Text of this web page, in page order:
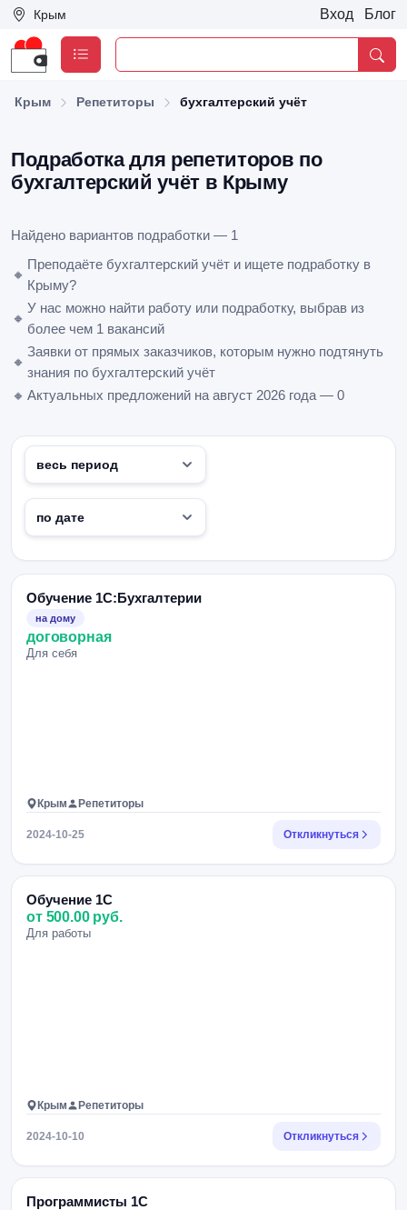
Крым Вход Блог
Крым Репетиторы бухгалтерский учёт
Подработка для репетиторов по
бухгалтерский учёт в Крыму
Найдено вариантов подработки — 1
🔸
Преподаёте бухгалтерский учёт и ищете подработку в
Крыму?
🔸
У нас можно найти работу или подработку, выбрав из
более чем 1 вакансий
🔸
Заявки от прямых заказчиков, которым нужно подтянуть
знания по бухгалтерский учёт
🔸 Актуальных предложений на август 2026 года — 0
Обучение 1С:Бухгалтерии
на дому
договорная
Для себя
Крым Репетиторы
2024-10-25 Откликнуться
Обучение 1С
от 500.00 руб.
Для работы
Крым Репетиторы
2024-10-10 Откликнуться
Программисты 1С